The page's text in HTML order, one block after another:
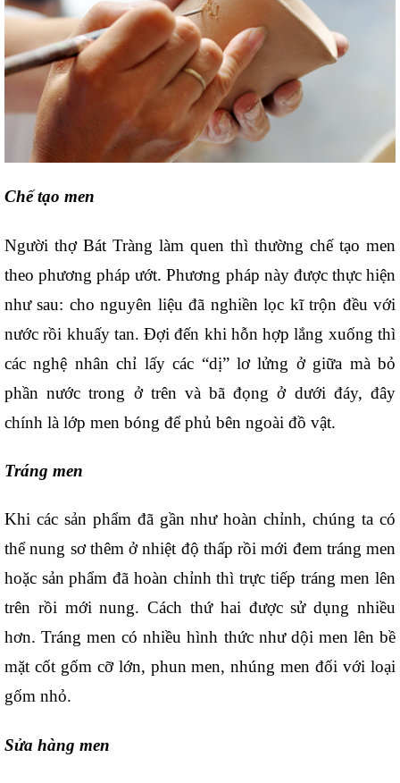
Chế tạo men
Người thợ Bát Tràng làm quen thì thường chế tạo men
theo phương pháp ướt. Phương pháp này được thực hiện
như sau: cho nguyên liệu đã nghiền lọc kĩ trộn đều với
nước rồi khuấy tan. Đợi đến khi hỗn hợp lắng xuống thì
các nghệ nhân chỉ lấy các “dị” lơ lửng ở giữa mà bỏ
phần nước trong ở trên và bã đọng ở dưới đáy, đây
chính là lớp men bóng để phủ bên ngoài đồ vật.
Tráng men
Khi các sản phẩm đã gần như hoàn chỉnh, chúng ta có
thể nung sơ thêm ở nhiệt độ thấp rồi mới đem tráng men
hoặc sản phẩm đã hoàn chỉnh thì trực tiếp tráng men lên
trên rồi mới nung. Cách thứ hai được sử dụng nhiều
hơn. Tráng men có nhiều hình thức như dội men lên bề
mặt cốt gốm cỡ lớn, phun men, nhúng men đối với loại
gốm nhỏ.
Sửa hàng men